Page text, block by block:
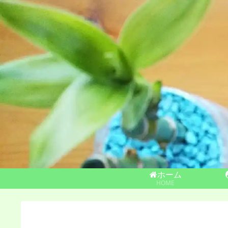
ホーム
HOME